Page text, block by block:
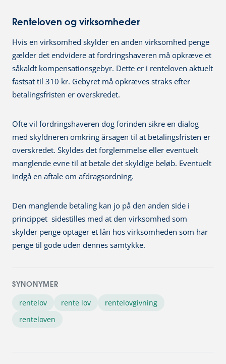
Renteloven og virksomheder
Hvis en virksomhed skylder en anden virksomhed penge
gælder det endvidere at fordringshaveren må opkræve et
såkaldt kompensationsgebyr. Dette er i renteloven aktuelt
fastsat til 310 kr. Gebyret må opkræves straks efter
betalingsfristen er overskredet.
Ofte vil fordringshaveren dog forinden sikre en dialog
med skyldneren omkring årsagen til at betalingsfristen er
overskredet. Skyldes det forglemmelse eller eventuelt
manglende evne til at betale det skyldige beløb. Eventuelt
indgå en aftale om afdragsordning.
Den manglende betaling kan jo på den anden side i
princippet sidestilles med at den virksomhed som
skylder penge optager et lån hos virksomheden som har
penge til gode uden dennes samtykke.
SYNONYMER
rentelov rente lov
rentelovgivning
renteloven